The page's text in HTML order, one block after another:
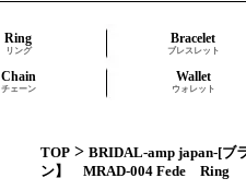
Ring
リング
Bracelet
ブレスレット
Chain
チェーン
Wallet
ウォレット
TOP > BRIDAL-amp japan-[ブ
ン】 MRAD-004 Fede Ring